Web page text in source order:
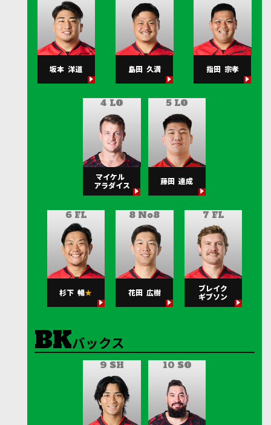
坂本 洋道 島田 久満 指田 宗孝
4 LO
マイケル
アラダイス
5 LO
藤田 達成
6 FL
杉下 暢
7 FL
ブレイク
ギブソン
8 No8
花田 広樹
バックス
9 SH 10 SO